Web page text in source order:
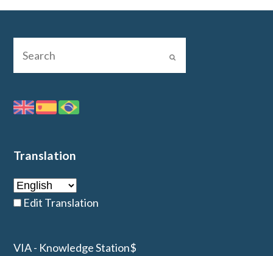
Translation
Edit Translation
VIA - Knowledge Station$